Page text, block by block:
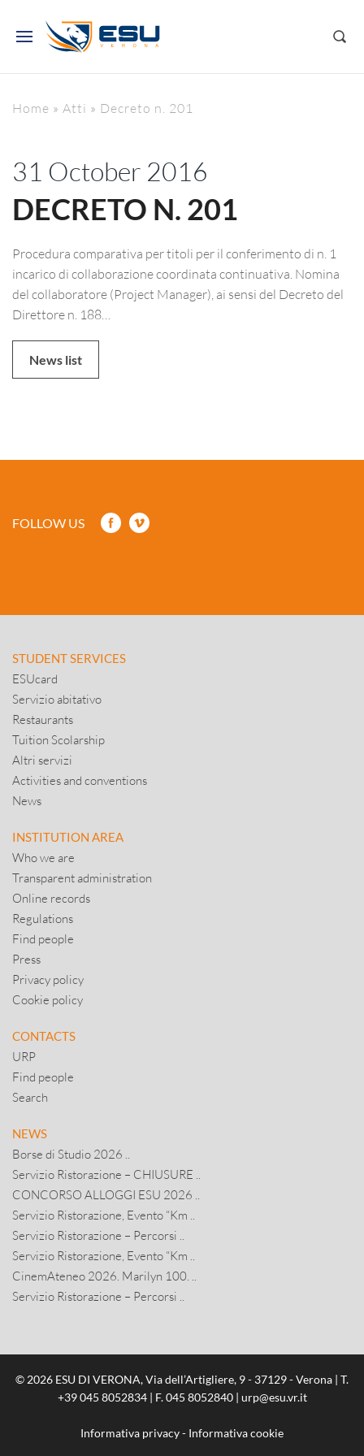
Home » Atti » Decreto n. 201
31 October 2016
DECRETO N. 201
Procedura comparativa per titoli per il conferimento di n. 1
incarico di collaborazione coordinata continuativa. Nomina
del collaboratore (Project Manager), ai sensi del Decreto del
Direttore n. 188…
News list
FOLLOW US
STUDENT SERVICES
ESUcard
Servizio abitativo
Restaurants
Tuition Scolarship
Altri servizi
Activities and conventions
News
INSTITUTION AREA
Who we are
Transparent administration
Online records
Regulations
Find people
Press
Privacy policy
Cookie policy
CONTACTS
URP
Find people
Search
NEWS
Borse di Studio 2026 ..
Servizio Ristorazione – CHIUSURE ..
CONCORSO ALLOGGI ESU 2026 ..
Servizio Ristorazione, Evento “Km ..
Servizio Ristorazione – Percorsi ..
Servizio Ristorazione, Evento “Km ..
CinemAteneo 2026. Marilyn 100. ..
Servizio Ristorazione – Percorsi ..
© 2026 ESU DI VERONA, Via dell’Artigliere, 9 - 37129 - Verona | T.
+39 045 8052834| F. 045 8052840 | urp@esu.vr.it
Informativa privacy- Informativa cookie